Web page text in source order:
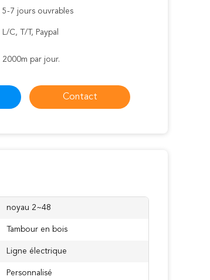
5-7 jours ouvrables
L/C, T/T, Paypal
2000m par jour.
Contact
noyau 2~48
Tambour en bois
Ligne électrique
Personnalisé